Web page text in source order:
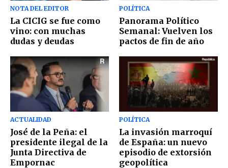
NOTA DEL EDITOR
La CICIG se fue como
vino: con muchas
dudas y deudas
POLÍTICA
Panorama Político
Semanal: Vuelven los
pactos de fin de año
ACTUALIDAD
José de la Peña: el
presidente ilegal de la
Junta Directiva de
Empornac
POLÍTICA
La invasión marroquí
de España: un nuevo
episodio de extorsión
geopolítica